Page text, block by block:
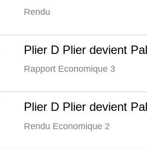
Rendu
Plier D Plier devient
Rapport Economique 3
Plier D Plier devient
Rendu Economique 2